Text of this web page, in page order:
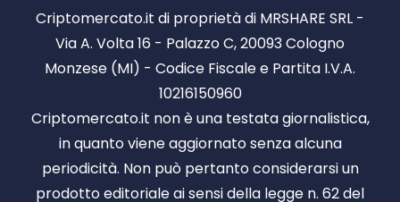
Criptomercato.it di proprietà di MRSHARE SRL -
Via A. Volta 16 - Palazzo C, 20093 Cologno
Monzese (MI) - Codice Fiscale e Partita I.V.A.
10216150960
Criptomercato.it non è una testata giornalistica,
in quanto viene aggiornato senza alcuna
periodicità. Non può pertanto considerarsi un
prodotto editoriale ai sensi della legge n. 62 del